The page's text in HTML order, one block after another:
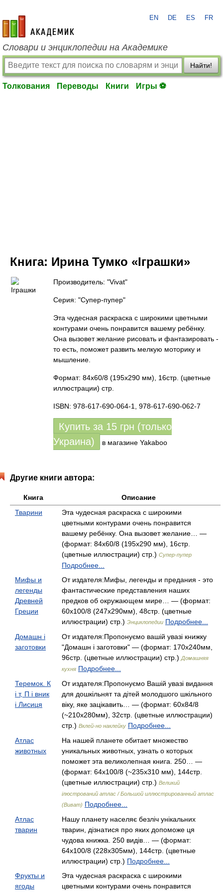
academic.ru
EN DE ES FR
Словари и энциклопедии на Академике
Найти!
Толкования Переводы Книги Игры ⚽
Книга: Ирина Тумко «Іграшки»
Производитель: "Vivat"
Серия: "Супер-пупер"
Эта чудесная раскраска с широкими цветными
контурами очень понравится вашему ребёнку.
Она вызовет желание рисовать и фантазировать -
то есть, поможет развить мелкую моторику и
мышление.
Формат: 84х60/8 (195х290 мм), 16стр. (цветные
иллюстрации) стр.
ISBN: 978-617-690-064-1, 978-617-690-062-7
Купить за 15 грн (только
Украина)
в магазине Yakaboo
Другие книги автора:
Книга
Описание
Тварини
Эта чудесная раскраска с широкими
цветными контурами очень понравится
вашему ребёнку. Она вызовет желание… —
(формат: 84х60/8 (195х290 мм), 16стр.
(цветные иллюстрации) стр.) Супер-пупер
Подробнее...
Мифы и
легенды
Древней
Греции
От издателя:Мифы, легенды и предания - это
фантастические представления наших
предков об окружающем мире… — (формат:
60x100/8 (247x290мм), 48стр. (цветные
иллюстрации) стр.) Энциклопедии Подробнее...
Домашн i
заготовки
От издателя:Пропонуємо вашій увазі книжку
"Домашн i заготовки" — (формат: 170x240мм,
96стр. (цветные иллюстрации) стр.) Домашняя
кухня Подробнее...
Теремок. К
i т, П i вник
i Лисиця
От издателя:Пропонуємо Вашій увазі видання
для дошкільнят та дітей молодшого шкільного
віку, яке зацікавить… — (формат: 60x84/8
(~210x280мм), 32стр. (цветные иллюстрации)
стр.) Вклей-но наклейку Подробнее...
Атлас
животных
На нашей планете обитает множество
уникальных животных, узнать о которых
поможет эта великолепная книга. 250… —
(формат: 64х100/8 (~235х310 мм), 144стр.
(цветные иллюстрации) стр.) Великий
ілюстрований атлас / Большой иллюстрированный атлас
(Виват) Подробнее...
Атлас
тварин
Нашу планету населяє безліч унікальних
тварин, дізнатися про яких допоможе ця
чудова книжка. 250 видів… — (формат:
64x100/8 (228x305мм), 144стр. (цветные
иллюстрации) стр.) Подробнее...
Фрукты и
ягоды
Эта чудесная раскраска с широкими
цветными контурами очень понравится